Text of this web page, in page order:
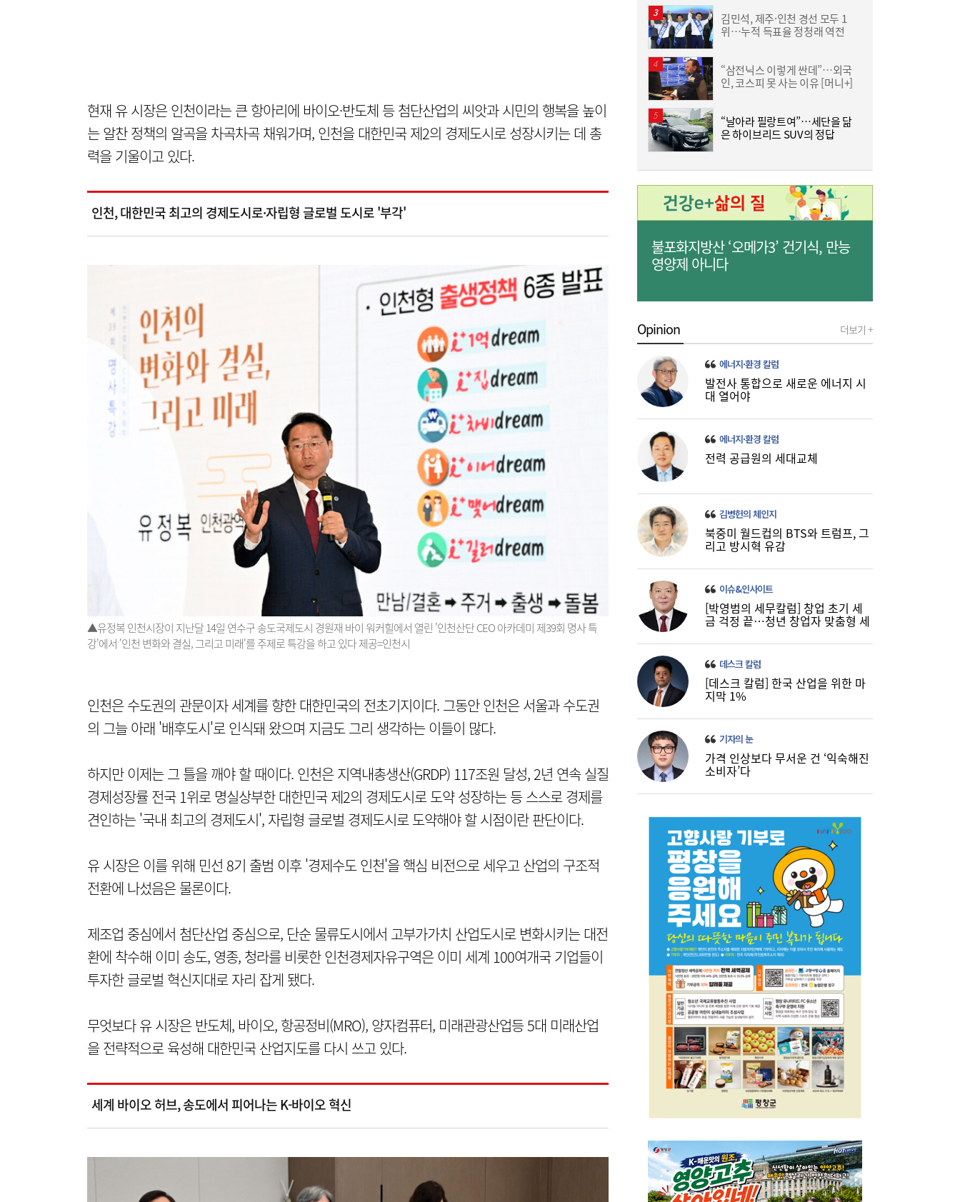
현재 유 시장은 인천이라는 큰 항아리에 바이오·반도체 등 첨단산업의 씨앗과 시민의 행복을 높이
는 알찬 정책의 알곡을 차곡차곡 채워가며, 인천을 대한민국 제2의 경제도시로 성장시키는 데 총
력을 기울이고 있다.
인천, 대한민국 최고의 경제도시로·자립형 글로벌 도시로 '부각'
▲유정복 인천시장이 지난달 14일 연수구 송도국제도시 경원재 바이 워커힐에서 열린 '인천산단 CEO 아카데미 제39회 명사 특
강'에서 '인천 변화와 결실, 그리고 미래'를 주제로 특강을 하고 있다 제공=인천시
인천은 수도권의 관문이자 세계를 향한 대한민국의 전초기지이다. 그동안 인천은 서울과 수도권
의 그늘 아래 '배후도시'로 인식돼 왔으며 지금도 그리 생각하는 이들이 많다.
하지만 이제는 그 틀을 깨야 할 때이다. 인천은 지역내총생산(GRDP) 117조원 달성, 2년 연속 실질
경제성장률 전국 1위로 명실상부한 대한민국 제2의 경제도시로 도약 성장하는 등 스스로 경제를
견인하는 '국내 최고의 경제도시', 자립형 글로벌 경제도시로 도약해야 할 시점이란 판단이다.
유 시장은 이를 위해 민선 8기 출범 이후 '경제수도 인천'을 핵심 비전으로 세우고 산업의 구조적
전환에 나섰음은 물론이다.
제조업 중심에서 첨단산업 중심으로, 단순 물류도시에서 고부가가치 산업도시로 변화시키는 대전
환에 착수해 이미 송도, 영종, 청라를 비롯한 인천경제자유구역은 이미 세계 100여개국 기업들이
투자한 글로벌 혁신지대로 자리 잡게 됐다.
무엇보다 유 시장은 반도체, 바이오, 항공정비(MRO), 양자컴퓨터, 미래관광산업등 5대 미래산업
을 전략적으로 육성해 대한민국 산업지도를 다시 쓰고 있다.
세계 바이오 허브, 송도에서 피어나는 K-바이오 혁신
10:26
나란히 대출 키웠지만…희비 갈린 ‘카뱅·케
뱅’, 비이자 동력 승부수
10:21
‘흥국·한화·한투’ 3파전...KDB생명 매각,
5000억 간극 좁힐까
10:19
‘릴레이 흑자 전환’에도 못 웃는 K석화…변수
는 독일 ‘라인강’ 수위
김민석, 제주·인천 경선 모두 1
위…누적 득표율 정청래 역전
“삼전닉스 이렇게 싼데”…외국
인, 코스피 못 사는 이유 [머니+]
“날아라 필랑트여”…세단을 닮
은 하이브리드 SUV의 정답
불포화지방산 ‘오메가3’ 건기식, 만능
영양제 아니다
Opinion 더보기 +
에너지·환경 칼럼
발전사 통합으로 새로운 에너지 시
대 열어야
에너지·환경 칼럼
전력 공급원의 세대교체
김병헌의 체인지
북중미 월드컵의 BTS와 트럼프, 그
리고 방시혁 유감
이슈&인사이트
[박영범의 세무칼럼] 창업 초기 세
금 걱정 끝…청년 창업자 맞춤형 세
데스크 칼럼
[데스크 칼럼] 한국 산업을 위한 마
지막 1%
기자의 눈
가격 인상보다 무서운 건 ‘익숙해진
소비자’다